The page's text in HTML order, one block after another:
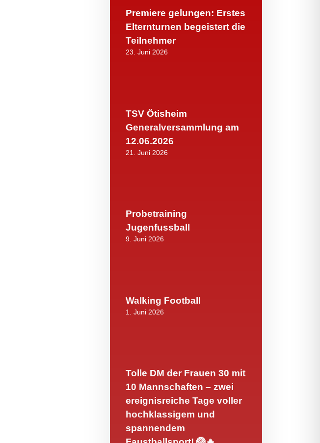
Premiere gelungen: Erstes
Elternturnen begeistert die
Teilnehmer
23. Juni 2026
TSV Ötisheim
Generalversammlung am
12.06.2026
21. Juni 2026
Probetraining
Jugenfussball
9. Juni 2026
Walking Football
1. Juni 2026
Tolle DM der Frauen 30 mit
10 Mannschaften – zwei
ereignisreiche Tage voller
hochklassigem und
spannendem